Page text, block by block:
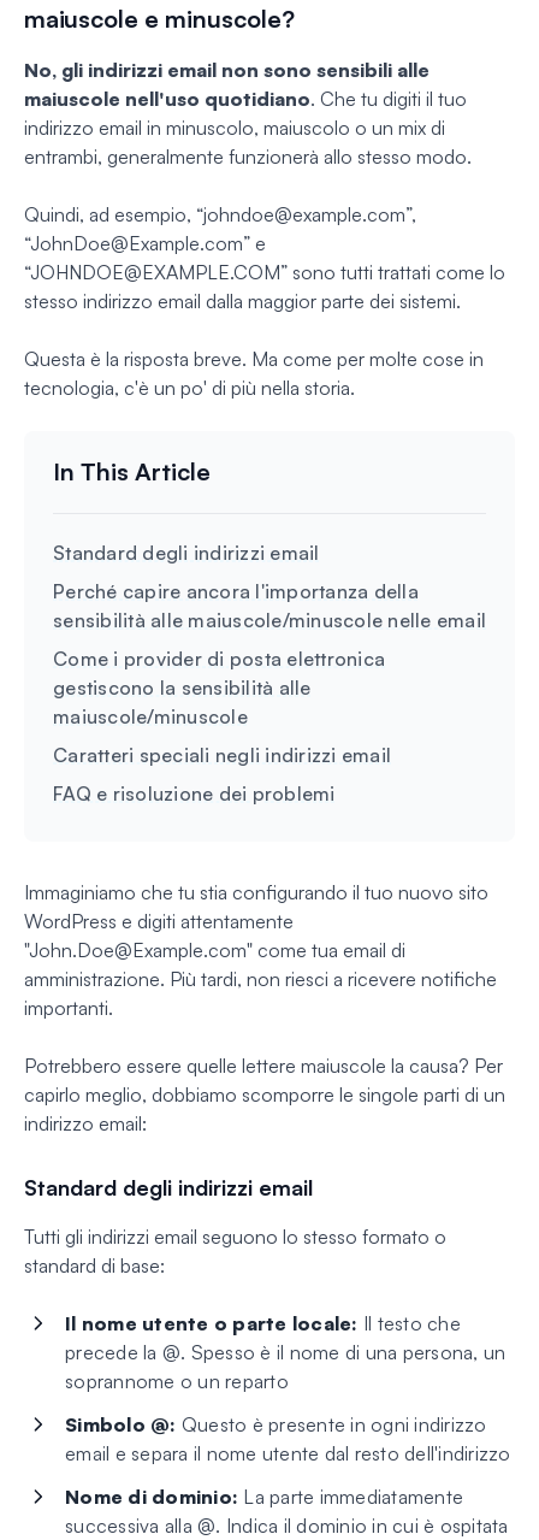
maiuscole e minuscole?
No, gli indirizzi email non sono sensibili alle
maiuscole nell'uso quotidiano. Che tu digiti il tuo
indirizzo email in minuscolo, maiuscolo o un mix di
entrambi, generalmente funzionerà allo stesso modo.
Quindi, ad esempio, “johndoe@example.com”,
“JohnDoe@Example.com” e
“JOHNDOE@EXAMPLE.COM” sono tutti trattati come lo
stesso indirizzo email dalla maggior parte dei sistemi.
Questa è la risposta breve. Ma come per molte cose in
tecnologia, c'è un po' di più nella storia.
Standard degli indirizzi email
Perché capire ancora l'importanza della
sensibilità alle maiuscole/minuscole nelle email
Come i provider di posta elettronica
gestiscono la sensibilità alle
maiuscole/minuscole
Caratteri speciali negli indirizzi email
FAQ e risoluzione dei problemi
Immaginiamo che tu stia configurando il tuo nuovo sito
WordPress e digiti attentamente
"John.Doe@Example.com" come tua email di
amministrazione. Più tardi, non riesci a ricevere notifiche
importanti.
Potrebbero essere quelle lettere maiuscole la causa? Per
capirlo meglio, dobbiamo scomporre le singole parti di un
indirizzo email:
Standard degli indirizzi email
Tutti gli indirizzi email seguono lo stesso formato o
standard di base:
Il nome utente o parte locale: Il testo che
precede la @. Spesso è il nome di una persona, un
soprannome o un reparto
Simbolo @: Questo è presente in ogni indirizzo
email e separa il nome utente dal resto dell'indirizzo
Nome di dominio: La parte immediatamente
successiva alla @. Indica il dominio in cui è ospitata